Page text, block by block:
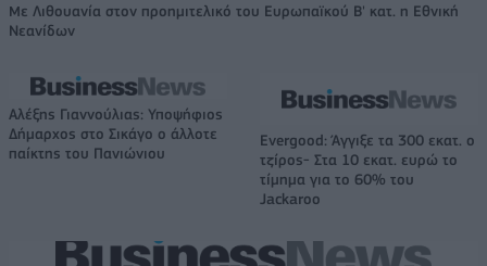
Με Λιθουανία στον προημιτελικό του Ευρωπαϊκού Β' κατ. η Εθνική
Νεανίδων
Αλέξης Γιαννούλιας: Υποψήφιος
Δήμαρχος στο Σικάγο ο άλλοτε
παίκτης του Πανιώνιου
Evergood: Άγγιξε τα 300 εκατ. ο
τζίρος- Στα 10 εκατ. ευρώ το
τίμημα για το 60% του
Jackaroo